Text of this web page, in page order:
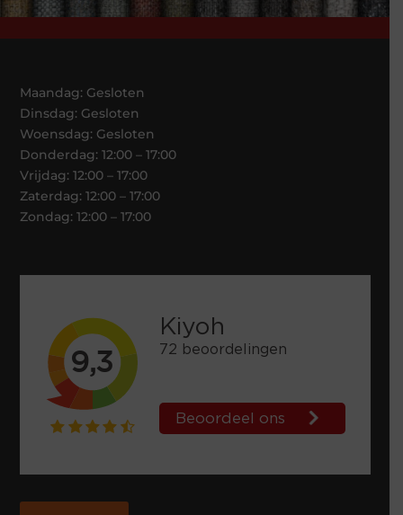
Maandag: Gesloten
Dinsdag: Gesloten
Woensdag: Gesloten
Donderdag: 12:00 – 17:00
Vrijdag: 12:00 – 17:00
Zaterdag: 12:00 – 17:00
Zondag: 12:00 – 17:00